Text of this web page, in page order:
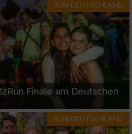
RUN-DEUTSCHLAND
Finale am Deutschen
RUN-DEUTSCHLAND